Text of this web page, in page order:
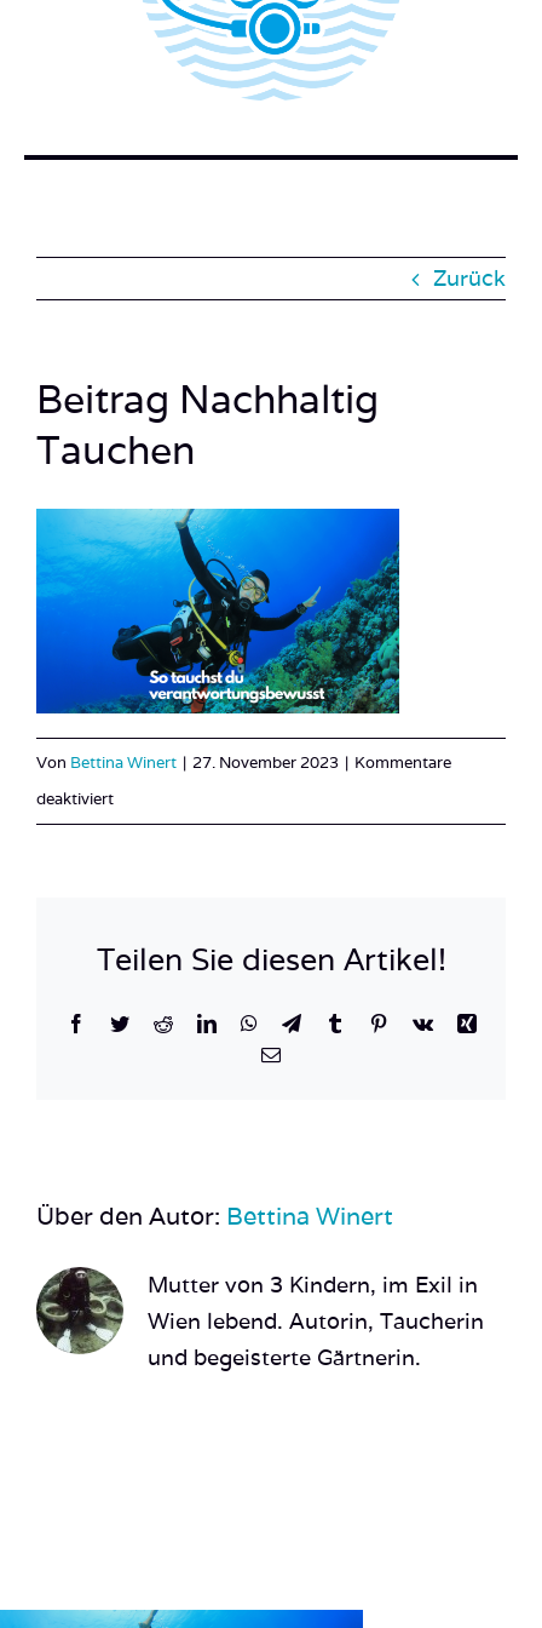
BUCH BESTELLEN
Zurück
Beitrag Nachhaltig
Tauchen
Von Bettina Winert | 27. November 2023 | Kommentare
deaktiviertfür
Teilen Sie diesen Artikel!
Facebook
TwitterRedditLinkedInWhatsApp
TelegramTumblrPinterest
Vk
Xing
E-
Über den Autor: Bettina Winert
Mutter von 3 Kindern, im Exil in
Wien lebend. Autorin, Taucherin
und begeisterte Gärtnerin.